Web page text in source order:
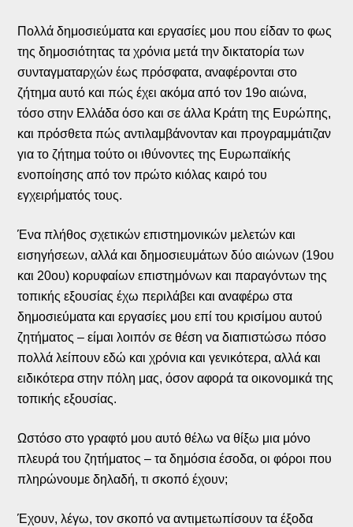
Πολλά δημοσιεύματα και εργασίες μου που είδαν το φως
της δημοσιότητας τα χρόνια μετά την δικτατορία των
συνταγματαρχών έως πρόσφατα, αναφέρονται στο
ζήτημα αυτό και πώς έχει ακόμα από τον 19ο αιώνα,
τόσο στην Ελλάδα όσο και σε άλλα Κράτη της Ευρώπης,
και πρόσθετα πώς αντιλαμβάνονταν και προγραμμάτιζαν
για το ζήτημα τούτο οι ιθύνοντες της Ευρωπαϊκής
ενοποίησης από τον πρώτο κιόλας καιρό του
εγχειρήματός τους.
Ένα πλήθος σχετικών επιστημονικών μελετών και
εισηγήσεων, αλλά και δημοσιευμάτων δύο αιώνων (19ου
και 20ου) κορυφαίων επιστημόνων και παραγόντων της
τοπικής εξουσίας έχω περιλάβει και αναφέρω στα
δημοσιεύματα και εργασίες μου επί του κρισίμου αυτού
ζητήματος – είμαι λοιπόν σε θέση να διαπιστώσω πόσο
πολλά λείπουν εδώ και χρόνια και γενικότερα, αλλά και
ειδικότερα στην πόλη μας, όσον αφορά τα οικονομικά της
τοπικής εξουσίας.
Ωστόσο στο γραφτό μου αυτό θέλω να θίξω μια μόνο
πλευρά του ζητήματος – τα δημόσια έσοδα, οι φόροι που
πληρώνουμε δηλαδή, τι σκοπό έχουν;
Έχουν, λέγω, τον σκοπό να αντιμετωπίσουν τα έξοδα